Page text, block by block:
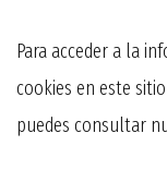
Para acceder a la
cookies en este
puedes consultar